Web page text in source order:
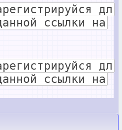
дл
ссылки на
дл
ссылки на